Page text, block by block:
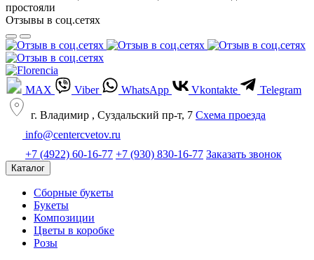
простояли
Отзывы в соц.сетях
MAX Viber WhatsApp Vkontakte Telegram
г. Владимир , Суздальский пр-т, 7 Cхема проезда
info@centercvetov.ru
+7 (4922) 60-16-77 +7 (930) 830-16-77 Заказать звонок
Каталог
Сборные букеты
Букеты
Композиции
Цветы в коробке
Розы